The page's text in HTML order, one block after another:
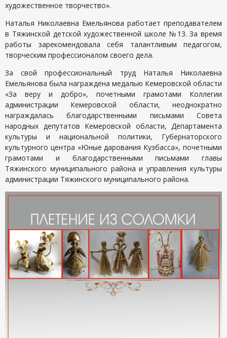
художественное творчество».
Наталья Николаевна Емельянова работает преподавателем
в Тяжинской детской художественной школе №13. За время
работы зарекомендовала себя талантливым педагогом,
творческим профессионалом своего дела.
За свой профессиональный труд Наталья Николаевна
Емельянова была награждена медалью Кемеровской области
«За веру и добро», почетными грамотами Коллегии
администрации Кемеровской области, неоднократно
награждалась благодарственными письмами Совета
народных депутатов Кемеровской области, Департамента
культуры и национальной политики, Губернаторского
культурного центра «Юные дарования Кузбасса», почетными
грамотами и благодарственными письмами главы
Тяжинского муниципального района и управления культуры
администрации Тяжинского муниципального района.